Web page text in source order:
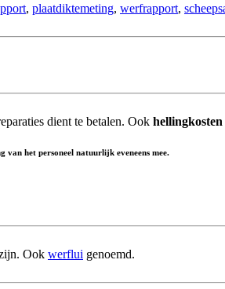
, plaatdiktemeting, werfrapport,
dient te betalen. Ook hellingkosten
van het personeel natuurlijk eveneens mee.
Ook werflui genoemd.